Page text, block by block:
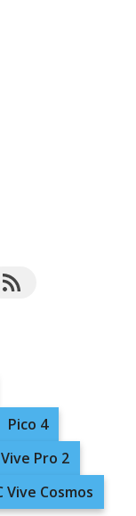
RSS Feed
Pico 4
Pro 2
Vive Cosmos